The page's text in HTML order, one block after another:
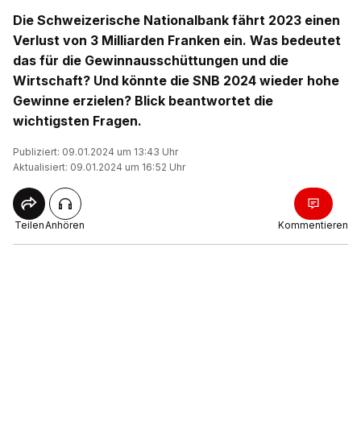
Die Schweizerische Nationalbank fährt 2023 einen
Verlust von 3 Milliarden Franken ein. Was bedeutet
das für die Gewinnausschüttungen und die
Wirtschaft? Und könnte die SNB 2024 wieder hohe
Gewinne erzielen? Blick beantwortet die
wichtigsten Fragen.
Publiziert: 09.01.2024 um 13:43 Uhr
Aktualisiert: 09.01.2024 um 16:52 Uhr
TeilenAnhören Kommentieren